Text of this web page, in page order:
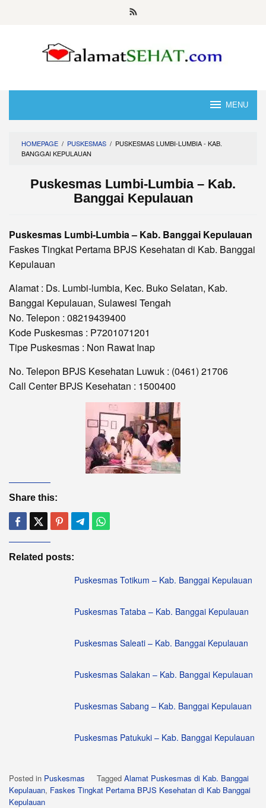
MENU
HOMEPAGE / PUSKESMAS / PUSKESMAS LUMBI-LUMBIA - KAB.
BANGGAI KEPULAUAN
Puskesmas Lumbi-Lumbia – Kab.
Banggai Kepulauan
Puskesmas Lumbi-Lumbia – Kab. Banggai Kepulauan
Faskes Tingkat Pertama BPJS Kesehatan di Kab. Banggai
Kepulauan
Alamat : Ds. Lumbi-lumbia, Kec. Buko Selatan, Kab.
Banggai Kepulauan, Sulawesi Tengah
No. Telepon : 08219439400
Kode Puskesmas : P7201071201
Tipe Puskesmas : Non Rawat Inap
No. Telepon BPJS Kesehatan Luwuk : (0461) 21706
Call Center BPJS Kesehatan : 1500400
Share this:
Related posts:
Puskesmas Totikum – Kab. Banggai Kepulauan
Puskesmas Tataba – Kab. Banggai Kepulauan
Puskesmas Saleati – Kab. Banggai Kepulauan
Puskesmas Salakan – Kab. Banggai Kepulauan
Puskesmas Sabang – Kab. Banggai Kepulauan
Puskesmas Patukuki – Kab. Banggai Kepulauan
Posted in Puskesmas Tagged Alamat Puskesmas di Kab. Banggai
Kepulauan, Faskes Tingkat Pertama BPJS Kesehatan di Kab Banggai
Kepulauan